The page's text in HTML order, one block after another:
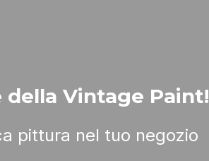
Vintage Paint!
pittura nel tuo negozio